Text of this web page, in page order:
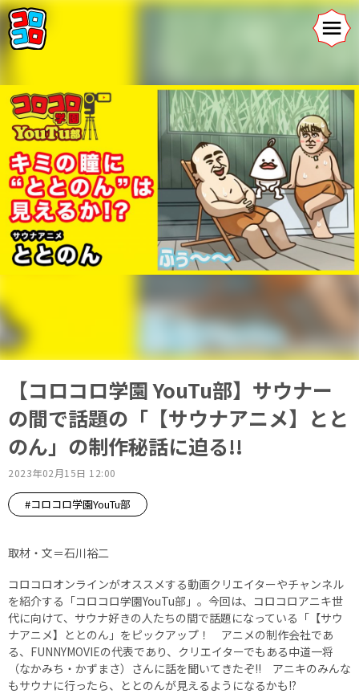
【コロコロ学園 YouTu部】サウナー
の間で話題の「【サウナアニメ】とと
のん」の制作秘話に迫る!!
2023年02月15日 12:00
#コロコロ学園YouTu部
取材・文＝石川裕二
コロコロオンラインがオススメする動画クリエイターやチャンネル
を紹介する「コロコロ学園YouTu部」。今回は、コロコロアニキ世
代に向けて、サウナ好きの人たちの間で話題になっている「【サウ
ナアニメ】ととのん」をピックアップ！ アニメの制作会社であ
る、FUNNYMOVIEの代表であり、クリエイターでもある中道一将
（なかみち・かずまさ）さんに話を聞いてきたぞ!! アニキのみんな
もサウナに行ったら、ととのんが見えるようになるかも!?